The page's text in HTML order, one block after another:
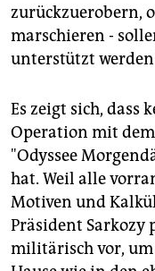
zurückzuerobern,
marschieren -
unterstützt
Es zeigt sich, dass
Operation mit
"Odyssee
hat. Weil alle
Motiven und
Präsident Sarkozy
militärisch vor, um